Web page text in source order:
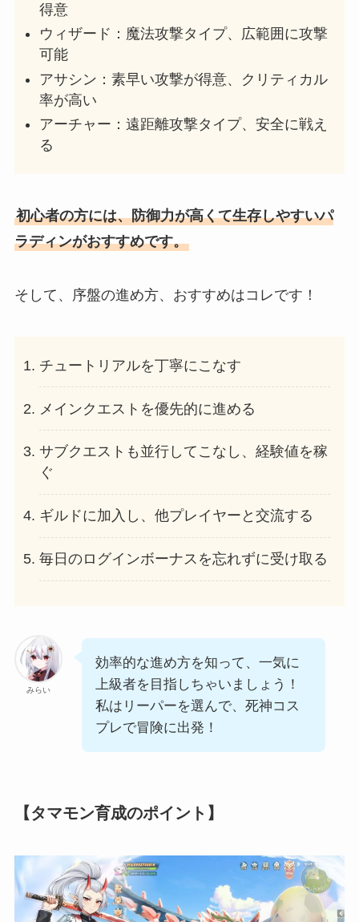
得意
ウィザード：魔法攻撃タイプ、広範囲に攻撃
可能
アサシン：素早い攻撃が得意、クリティカル
率が高い
アーチャー：遠距離攻撃タイプ、安全に戦え
る
初心者の方には、防御力が高くて生存しやすいパ
ラディンがおすすめです。
そして、序盤の進め方、おすすめはコレです！
チュートリアルを丁寧にこなす
メインクエストを優先的に進める
サブクエストも並行してこなし、経験値を稼
ぐ
ギルドに加入し、他プレイヤーと交流する
毎日のログインボーナスを忘れずに受け取る
みらい
効率的な進め方を知って、一気に
上級者を目指しちゃいましょう！
私はリーパーを選んで、死神コス
プレで冒険に出発！
【タマモン育成のポイント】